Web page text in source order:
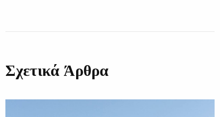
Σχετικά Άρθρα